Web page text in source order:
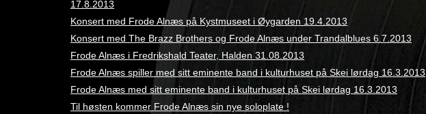
17.8.2013
Konsert med Frode Alnæs på Kystmuseet i Øygarden 19.4.2013
Konsert med The Brazz Brothers og Frode Alnæs under Trandalblues 6.7.2013
Frode Alnæs i Fredrikshald Teater, Halden 31.08.2013
Frode Alnæs spiller med sitt eminente band i kulturhuset på Skei lørdag 16.3.2013
Frode Alnæs med sitt eminente band i kulturhuset på Skei lørdag 16.3.2013
Til høsten kommer Frode Alnæs sin nye soloplate !